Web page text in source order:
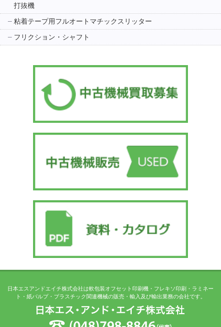
打抜機
粘着テープ用フルオートマチックスリッター
フリクション・シャフト
日本エスアンドエイチ株式会社は軟包装オフセット印刷機・フレキソ印刷・ラミネー
ト・紙パルプ・プラスチック関連機械の販売・輸入及び輸出業務の会社です。